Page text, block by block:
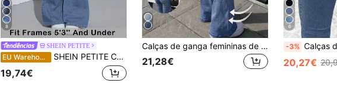
8
SHEIN PETITE
EU Warehouse SHEIN PETITE Calças de ganga azuis skinny flare para mulher, confortáveis, em denim de alta elasticidade, estilo Siren, para verão e escritório, para mulheres petite
19,74€
Calças de ganga femininas de cintura alta e corte slim, corte em forma de cone, design de cor sólida, cintura elástica, casuais e versáteis para primavera e outono
21,28€
6
-3% Calças de ganga de cintura alta azul
20,27€